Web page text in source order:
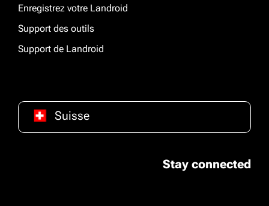
Enregistrez votre Landroid
Support des outils
Support de Landroid
Suisse
Stay connected